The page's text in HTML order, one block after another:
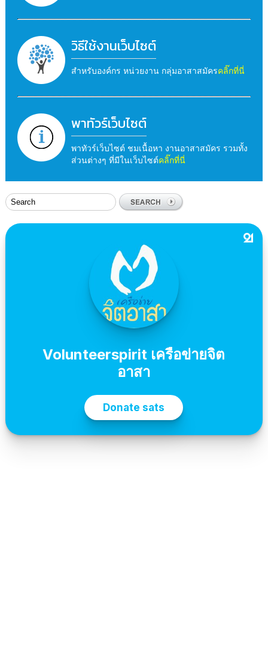
วิธีใช้งานเว็บไซต์
สำหรับองค์กร หน่วยงาน กลุ่มอาสาสมัครคลิ๊กที่นี่
พาทัวร์เว็บไซต์
พาทัวร์เว็บไซต์ ชมเนื้อหา งานอาสาสมัคร รวมทั้ง
ส่วนต่างๆ ที่มีในเว็บไซต์คลิ๊กที่นี่